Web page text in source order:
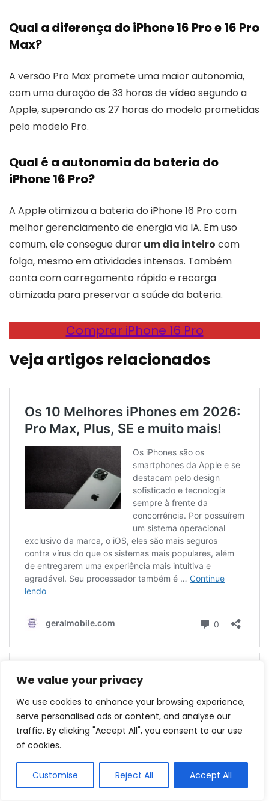
We value your privacy
We use cookies to enhance your browsing experience,
serve personalised ads or content, and analyse our
traffic. By clicking "Accept All", you consent to our use
of cookies.
Customise Reject All Accept All
Qual a diferença do iPhone 16 Pro e 16 Pro
Max?
A versão Pro Max promete uma maior autonomia,
com uma duração de 33 horas de vídeo segundo a
Apple, superando as 27 horas do modelo prometidas
pelo modelo Pro.
Qual é a autonomia da bateria do
iPhone 16 Pro?
A Apple otimizou a bateria do iPhone 16 Pro com
melhor gerenciamento de energia via IA. Em uso
comum, ele consegue durar um dia inteiro com
folga, mesmo em atividades intensas. Também
conta com carregamento rápido e recarga
otimizada para preservar a saúde da bateria.
Comprar iPhone 16 Pro
Veja artigos relacionados